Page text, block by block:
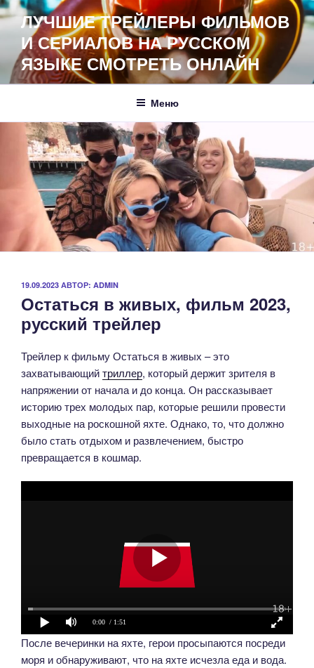
Перейти
к
содержимому
ЛУЧШИЕ ТРЕЙЛЕРЫ ФИЛЬМОВ
И СЕРИАЛОВ НА РУССКОМ
ЯЗЫКЕ СМОТРЕТЬ ОНЛАЙН
Меню
ОПУБЛИКОВАНО
19.09.2023 АВТОР: ADMIN
Остаться в живых, фильм 2023,
русский трейлер
Трейлер к фильму Остаться в живых – это
захватывающийтриллер, который держит зрителя в
напряжении от начала и до конца. Он рассказывает
историю трех молодых пар, которые решили провести
выходные на роскошной яхте. Однако, то, что должно
было стать отдыхом и развлечением, быстро
превращается в кошмар.
0:00 / 1:51
После вечеринки на яхте, герои просыпаются посреди
моря и обнаруживают, что на яхте исчезла еда и вода.